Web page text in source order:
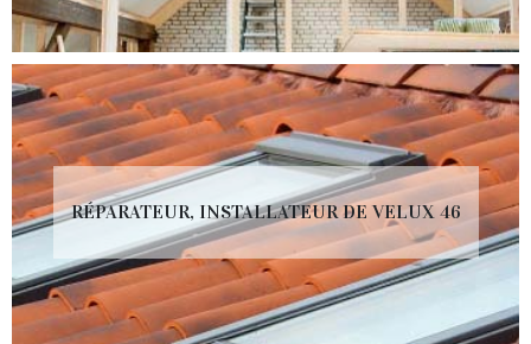
RÉPARATEUR, INSTALLATEUR DE VELUX 46